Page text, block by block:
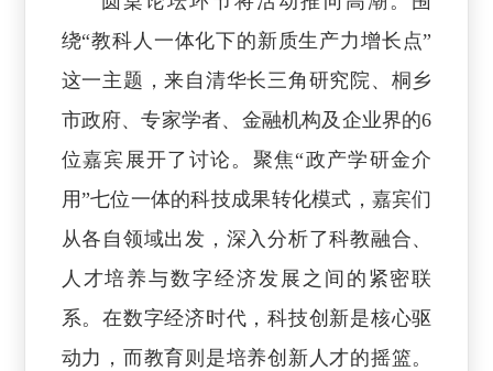
绕“教科人一体化下的新质生产力增长点”
这一主题，来自清华长三角研究院、桐乡
市政府、专家学者、金融机构及企业界的6
位嘉宾展开了讨论。聚焦“政产学研金介
用”七位一体的科技成果转化模式，嘉宾们
从各自领域出发，深入分析了科教融合、
人才培养与数字经济发展之间的紧密联
系。在数字经济时代，科技创新是核心驱
动力，而教育则是培养创新人才的摇篮。